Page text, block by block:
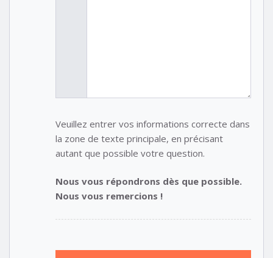
Veuillez entrer vos informations correcte dans
la zone de texte principale, en précisant
autant que possible votre question.
Nous vous répondrons dès que possible.
Nous vous remercions !